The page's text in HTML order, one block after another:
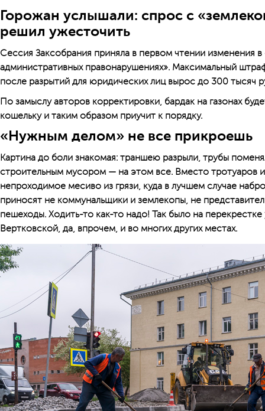
Горожан услышали: спрос с
решил ужесточить
Сессия Заксобрания приняла в первом чтении изменения
административных правонарушениях». Максимальный
после разрытий для юридических лиц вырос до 300 тысяч
По замыслу авторов корректировки, бардак на газонах
кошельку и таким образом приучит к порядку.
«Нужным делом» не все прикроешь
Картина до боли знакомая: траншею разрыли, трубы
строительным мусором — на этом все. Вместо тротуаров
непроходимое месиво из грязи, куда в лучшем случае
приносят не коммунальщики и землекопы, не
пешеходы. Ходить-то как-то надо! Так было на
Вертковской, да, впрочем, и во многих других местах.